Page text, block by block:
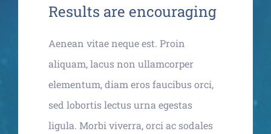
Results are encouraging
Aenean vitae neque est. Proin
aliquam, lacus non ullamcorper
elementum, diam eros faucibus orci,
sed lobortis lectus urna egestas
ligula. Morbi viverra, orci ac sodales